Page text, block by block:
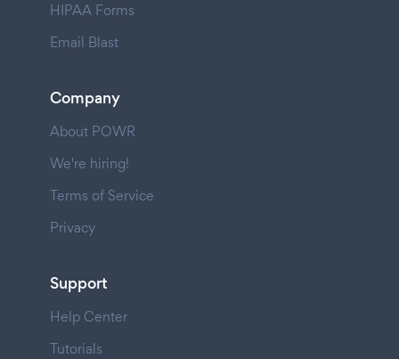
HIPAA Forms
Email Blast
Company
About POWR
We're hiring!
Terms of Service
Privacy
Support
Help Center
Tutorials